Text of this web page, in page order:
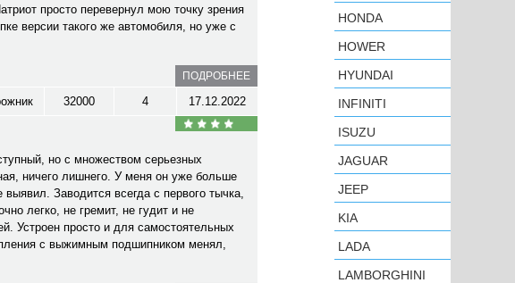
просто перевернул мою точку зрения
версии такого же автомобиля, но уже с
ПОДРОБНЕЕ
32000 4 17.12.2022
но с множеством серьезных
ничего лишнего. У меня он уже больше
Заводится всегда с первого тычка,
легко, не гремит, не гудит и не
Устроен просто и для самостоятельных
с выжимным подшипником менял,
HONDA
HOWER
HYUNDAI
INFINITI
ISUZU
JAGUAR
JEEP
KIA
LADA
LAMBORGHINI